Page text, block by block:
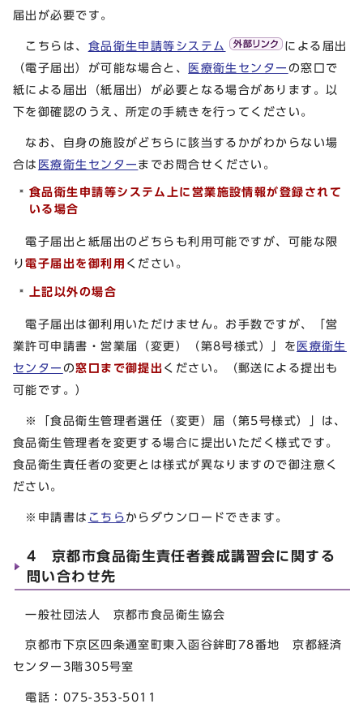
届出が必要です。
こちらは、 食品衛生申請等システム
による届出
（電子届出）が可能な場合と、 医療衛生センター の窓口で
紙による届出（紙届出）が必要となる場合があります。以
下を御確認のうえ、所定の手続きを行ってください。
なお、自身の施設がどちらに該当するかがわからない場
合は 医療衛生センター までお問合せください。
食品衛生申請等システム上に営業施設情報が登録されて
いる場合
電子届出と紙届出のどちらも利用可能ですが、可能な限
り電子届出を御利用 ください。
上記以外の場合
電子届出は御利用いただけません。お手数ですが、「営
業許可申請書・営業届（変更）（第8号様式）」を 医療衛生
センター の窓口まで御提出 ください。（郵送による提出も
可能です。）
※「食品衛生管理者選任（変更）届（第5号様式）」は、
食品衛生管理者を変更する場合に提出いただく様式です。
食品衛生責任者の変更とは様式が異なりますので御注意く
ださい。
※申請書は こちら からダウンロードできます。
4 京都市食品衛生責任者養成講習会に関する
問い合わせ先
一般社団法人 京都市食品衛生協会
京都市下京区四条通室町東入函谷鉾町78番地 京都経済
センター3階305号室
電話：075-353-5011